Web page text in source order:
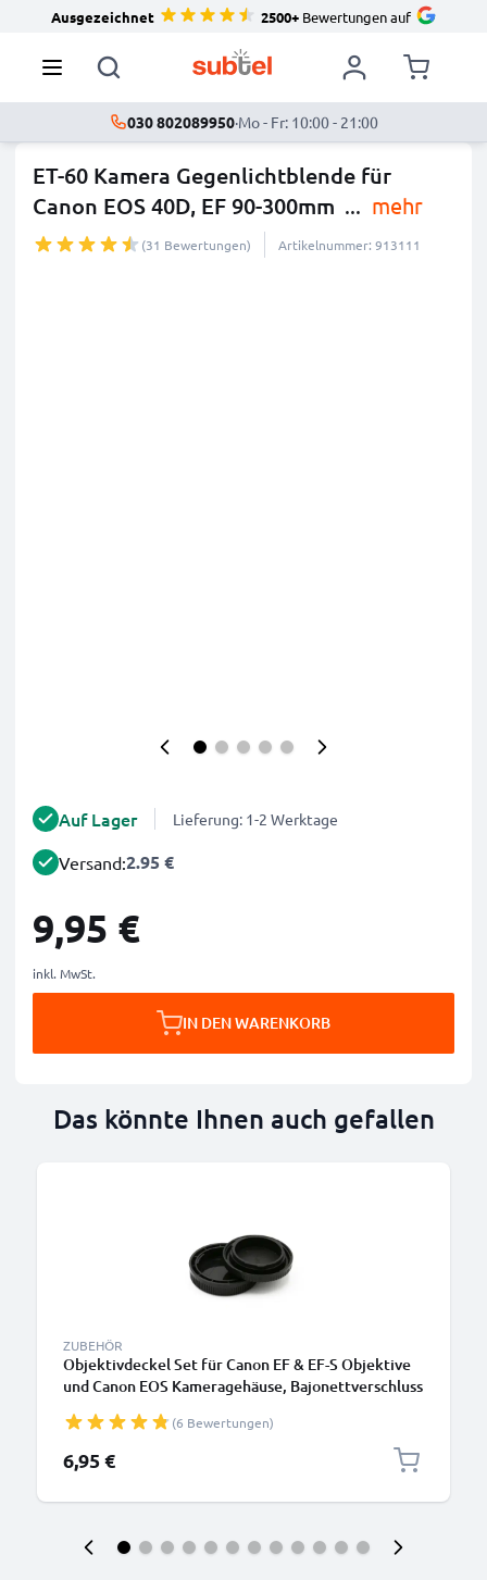
Ausgezeichnet 2500+Bewertungen auf
030 802089950·Mo - Fr: 10:00 - 21:00
ET-60 Kamera Gegenlichtblende für
Canon EOS 40D, EF 90-300mm ... mehr
(31 Bewertungen) Artikelnummer: 913111
Auf Lager Lieferung: 1-2 Werktage
Versand:2.95 €
9,95 €
inkl. MwSt.
IN DEN WARENKORB
Das könnte Ihnen auch gefallen
ZUBEHÖR
Objektivdeckel Set für Canon EF & EF-S Objektive
und Canon EOS Kameragehäuse, Bajonettverschluss
(6 Bewertungen)
6,95 €